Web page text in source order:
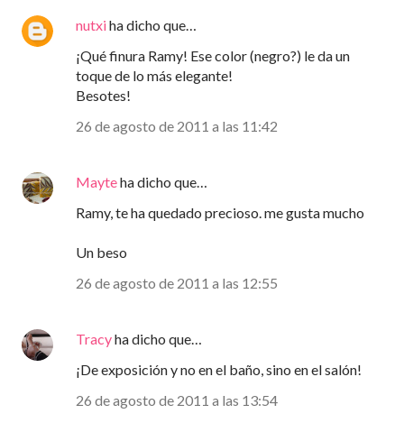
nutxiha dicho que…
¡Qué finura Ramy! Ese color (negro?) le da un
toque de lo más elegante!
Besotes!
26 de agosto de 2011 a las 11:42
Mayteha dicho que…
Ramy, te ha quedado precioso. me gusta mucho
Un beso
26 de agosto de 2011 a las 12:55
Tracyha dicho que…
¡De exposición y no en el baño, sino en el salón!
26 de agosto de 2011 a las 13:54